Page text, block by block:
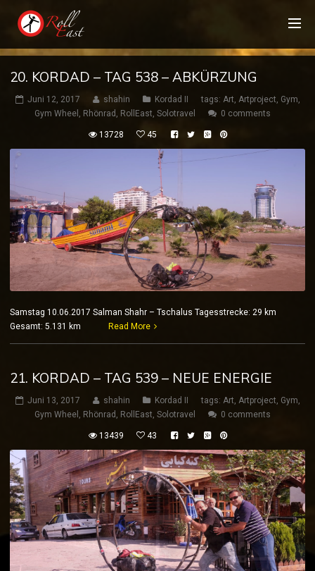
20. KORDAD – TAG 538 – ABKÜRZUNG
Juni 12, 2017 shahin Kordad II tags: Art, Artproject, Gym,
Gym Wheel , Rhönrad , RollEast, Solotravel 0 comments
13728 45
Samstag 10.06.2017 Salman Shahr – Tschalus Tagesstrecke: 29 km
Gesamt: 5.131 km
Read More
21. KORDAD – TAG 539 – NEUE ENERGIE
Juni 13, 2017 shahin Kordad II tags: Art, Artproject, Gym,
Gym Wheel , Rhönrad , RollEast, Solotravel 0 comments
13439 43